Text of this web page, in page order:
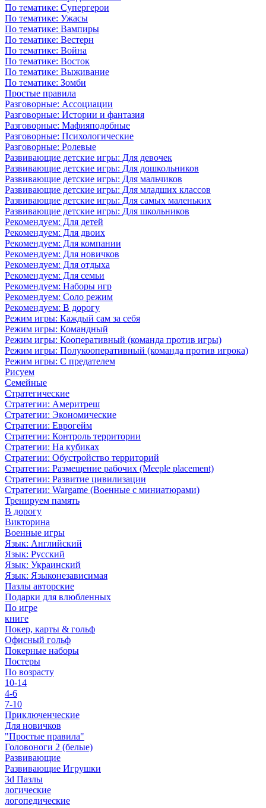
По тематике: Супергерои
По тематике: Ужасы
По тематике: Вампиры
По тематике: Вестерн
По тематике: Война
По тематике: Восток
По тематике: Выживание
По тематике: Зомби
Простые правила
Разговорные: Ассоциации
Разговорные: Истории и фантазия
Разговорные: Мафияподобные
Разговорные: Психологические
Разговорные: Ролевые
Развивающие детские игры: Для девочек
Развивающие детские игры: Для дошкольников
Развивающие детские игры: Для мальчиков
Развивающие детские игры: Для младших классов
Развивающие детские игры: Для самых маленьких
Развивающие детские игры: Для школьников
Рекомендуем: Для детей
Рекомендуем: Для двоих
Рекомендуем: Для компании
Рекомендуем: Для новичков
Рекомендуем: Для отдыха
Рекомендуем: Для семьи
Рекомендуем: Наборы игр
Рекомендуем: Соло режим
Рекомендуем: В дорогу
Режим игры: Каждый сам за себя
Режим игры: Командный
Режим игры: Кооперативный (команда против игры)
Режим игры: Полукооперативный (команда против игрока)
Режим игры: С предателем
Рисуем
Семейные
Стратегические
Стратегии: Америтреш
Стратегии: Экономические
Стратегии: Еврогейм
Стратегии: Контроль территории
Стратегии: На кубиках
Стратегии: Обустройство территорий
Стратегии: Размещение рабочих (Meeple placement)
Стратегии: Развитие цивилизации
Стратегии: Wargame (Военные с миниатюрами)
Тренируем память
В дорогу
Викторина
Военные игры
Язык: Английский
Язык: Русский
Язык: Украинский
Язык: Языконезависимая
Пазлы авторские
Подарки для влюбленных
По игре
книге
Покер, карты & гольф
Офисный гольф
Покерные наборы
Постеры
По возрасту
10-14
4-6
7-10
Приключенческие
Для новичков
"Простые правила"
Головоноги 2 (белые)
Развивающие
Развивающие Игрушки
3d Пазлы
логические
логопедические